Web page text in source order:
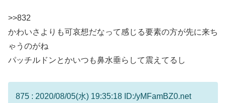
>>832
かわいさよりも可哀想だなって感じる要素の方が先に来ち
ゃうのがね
パッチルドンとかいつも鼻水垂らして震えてるし
875 : 2020/08/05(水) 19:35:18 ID:/yMFamBZ0.net